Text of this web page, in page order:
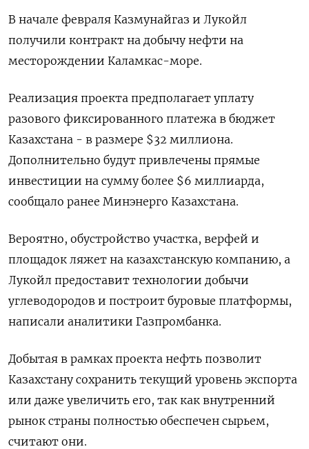
В начале февраля Казмунайгаз и Лукойл
получили контракт на добычу нефти на
месторождении Каламкас-море.
Реализация проекта предполагает уплату
разового фиксированного платежа в бюджет
Казахстана - в размере $32 миллиона.
Дополнительно будут привлечены прямые
инвестиции на сумму более $6 миллиарда,
сообщало ранее Минэнерго Казахстана.
Вероятно, обустройство участка, верфей и
площадок ляжет на казахстанскую компанию, а
Лукойл предоставит технологии добычи
углеводородов и построит буровые платформы,
написали аналитики Газпромбанка.
Добытая в рамках проекта нефть позволит
Казахстану сохранить текущий уровень экспорта
или даже увеличить его, так как внутренний
рынок страны полностью обеспечен сырьем,
считают они.